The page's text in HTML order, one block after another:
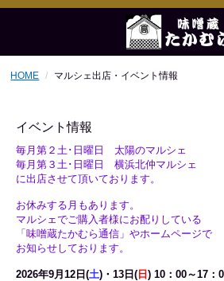
HOME マルシェ出店・イベント情報
イベント情報
毎月第２土･日曜日 太陽のマルシェ
毎月第３土･日曜日 横浜北仲マルシェ
に出店させて頂いております。
お休みする月もあります。
マルシェでご購入者様にお配りしている
「味噌蔵たかむら通信」やホームページで
お知らせしております。
2026年9月12日(土)・13 日( 日 ) 10：00～17：